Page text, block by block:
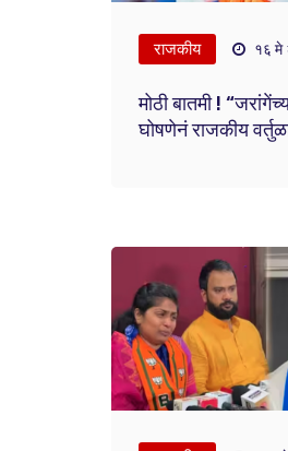
राजकीय १६ मे
मोठी बातमी !
घोषणेनं राजकीय